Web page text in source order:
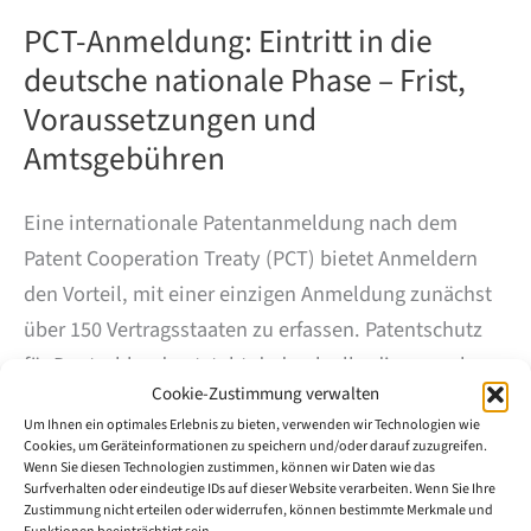
Cookie-Zustimmung verwalten
Um Ihnen ein optimales Erlebnis zu bieten, verwenden wir Technologien wie
Cookies, um Geräteinformationen zu speichern und/oder darauf zuzugreifen.
Wenn Sie diesen Technologien zustimmen, können wir Daten wie das
Surfverhalten oder eindeutige IDs auf dieser Website verarbeiten. Wenn Sie Ihre
Zustimmung nicht erteilen oder widerrufen, können bestimmte Merkmale und
PCT-Anmeldung: Eintritt in die
deutsche nationale Phase – Frist,
Voraussetzungen und
Amtsgebühren
Eine internationale Patentanmeldung nach dem
Patent Cooperation Treaty (PCT) bietet Anmeldern
den Vorteil, mit einer einzigen Anmeldung zunächst
über 150 Vertragsstaaten zu erfassen. Patentschutz
für Deutschland entsteht dadurch allerdings noch
nicht. Spätestens am Ende der internationalen Phase
muss die Anmeldung in die nationale Phase vor dem
Deutschen Patent- und Markenamt (DPMA) oder in
die europäische regionale Phase vor dem